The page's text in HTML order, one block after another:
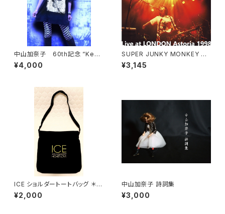
中山加奈子 60th記念 “Keep
Rockin' Baby!” Tシャツ
¥4,000
SUPER JUNKY MONKEY CD
"Live at LONDON Astoria 1
998"
¥3,145
ICE ショルダートートバッグ ＊ス
テッカー付き！
¥2,000
中山加奈子 詩詞集
¥3,000